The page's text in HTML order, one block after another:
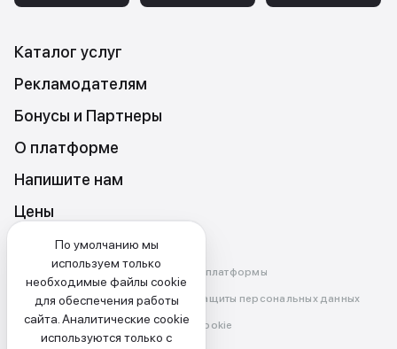
По умолчанию мы
используем только
необходимые файлы cookie
для обеспечения работы
сайта. Аналитические cookie
используются только с
Каталог услуг
Рекламодателям
Бонусы и Партнеры
О платформе
Напишите нам
Цены
Правила и условия использования платформы
Политика конфиденциальности и защиты персональных данных
Политика использования файлов cookie